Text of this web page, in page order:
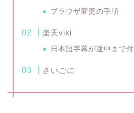
ブラウザ変更の手順
楽天viki
日本語字幕が途中まで
さいごに